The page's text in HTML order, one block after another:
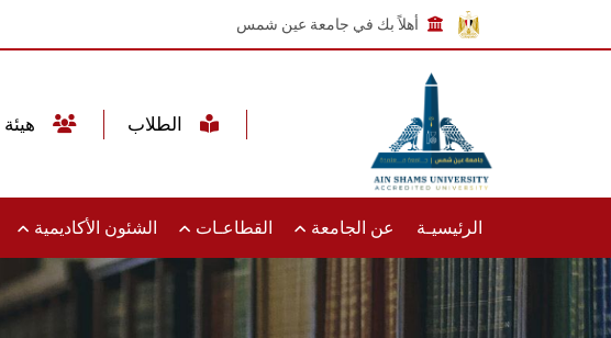
أهلاً بك في جامعة عين شمس
الرئيسيـة عن الجامعة القطاعـات الشئون الأكاديمية